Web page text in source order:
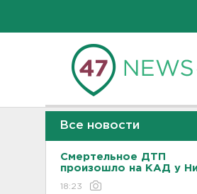
Все новости
Смертельное ДТП
произошло на КАД у
18:23